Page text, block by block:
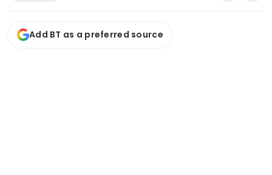
Add BT as a preferred source